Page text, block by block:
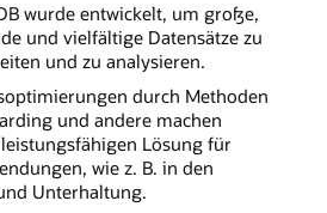
wurde entwickelt, um große,
und vielfältige Datensätze zu
und zu analysieren.
durch Methoden
und andere machen
Lösung für
wie z. B. in den
Unterhaltung.